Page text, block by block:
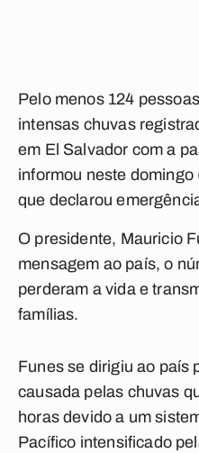
Pelo menos 124
intensas chuvas
em El Salvador com a
informou neste domingo
que declarou
O presidente, Mauricio
mensagem ao país, o
perderam a vida e
famílias.
Funes se dirigiu ao país
causada pelas chuvas
horas devido a um
Pacífico intensificado